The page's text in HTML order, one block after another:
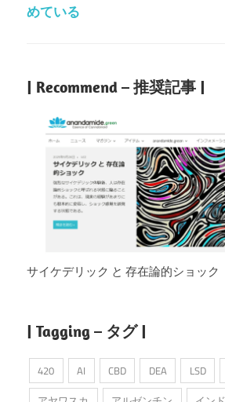
めている
| Recommend – 推奨記事 |
サイケデリック と 存在論的ショック
| Tagging – タグ |
420 AI CBD DEA LSD